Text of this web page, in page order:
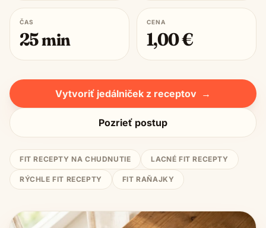
ČAS
25min
CENA
1,00€
Vytvoriť jedálniček z receptov →
Pozrieť postup
FIT RECEPTY NA CHUDNUTIE LACNÉ FIT RECEPTY
RÝCHLE FIT RECEPTY FIT RAŇAJKY